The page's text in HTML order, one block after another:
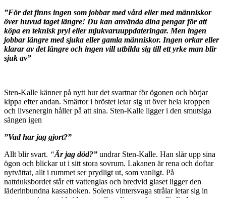
”För det finns ingen som jobbar med vård eller med människor
över huvud taget längre! Du kan använda dina pengar för att
köpa en teknisk pryl eller mjukvaruuppdateringar. Men ingen
jobbar längre med sjuka eller gamla människor. Ingen orkar eller
klarar av det längre och ingen vill utbilda sig till ett yrke man blir
sjuk av”
Sten-Kalle känner på nytt hur det svartnar för ögonen och börjar
kippa efter andan. Smärtor i bröstet letar sig ut över hela kroppen
och livsenergin håller på att sina. Sten-Kalle ligger i den smutsiga
sängen igen
”Vad har jag gjort?”
Allt blir svart. “Är jag död?” undrar Sten-Kalle. Han slår upp sina
ögon och blickar ut i sitt stora sovrum. Lakanen är rena och doftar
nytvättat, allt i rummet ser prydligt ut, som vanligt. På
nattduksbordet står ett vattenglas och bredvid glaset ligger den
läderinbundna kassaboken. Solens vintersvaga strålar letar sig in